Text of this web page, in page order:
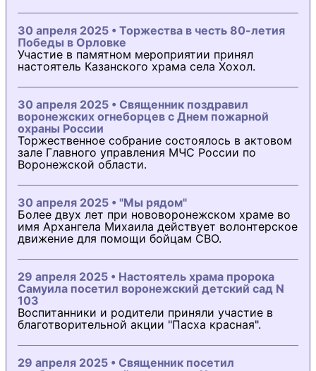
30 апреля 2025 • Торжества в честь 80-летия
Победы в Орловке
Участие в памятном мероприятии принял
настоятель Казанского храма села Хохол.
30 апреля 2025 • Священник поздравил
воронежских огнеборцев с Днем пожарной
охраны России
Торжественное собрание состоялось в актовом
зале Главного управления МЧС России по
Воронежской области.
30 апреля 2025 • "Мы рядом"
Более двух лет при нововоронежском храме во
имя Архангела Михаила действует волонтерское
движение для помощи бойцам СВО.
29 апреля 2025 • Настоятель храма пророка
Самуила посетил воронежский детский сад N
103
Воспитанники и родители приняли участие в
благотворительной акции "Пасха красная".
29 апреля 2025 • Священник посетил